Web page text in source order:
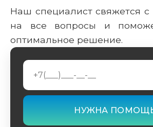
Наш специалист свяжется с
на все вопросы и
оптимальное решение.